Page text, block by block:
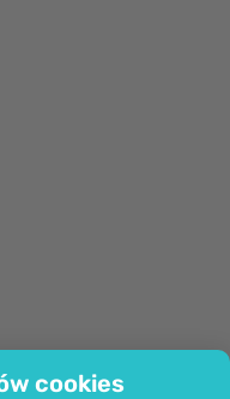
cookies